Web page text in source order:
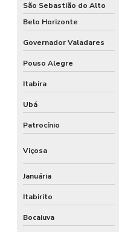
São Sebastião do Alto
Belo Horizonte
Governador Valadares
Pouso Alegre
Itabira
Ubá
Patrocínio
Viçosa
Januária
Itabirito
Bocaiuva